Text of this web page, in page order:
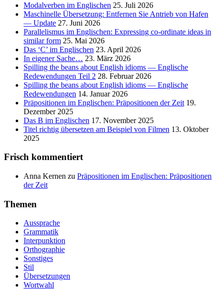
Modalverben im Englischen 25. Juli 2026
Maschinelle Übersetzung: Entfernen Sie Antrieb von Hafen
— Update 27. Juni 2026
Parallelismus im Englischen: Expressing co-ordinate ideas in
similar form 25. Mai 2026
Das ‘C’ im Englischen 23. April 2026
In eigener Sache… 23. März 2026
Spilling the beans about English idioms — Englische
Redewendungen Teil 2 28. Februar 2026
Spilling the beans about English idioms — Englische
Redewendungen 14. Januar 2026
Präpositionen im Englischen: Präpositionen der Zeit 19.
Dezember 2025
Das B im Englischen 17. November 2025
Titel richtig übersetzen am Beispiel von Filmen 13. Oktober
2025
Frisch kommentiert
Anna Kernen zu Präpositionen im Englischen: Präpositionen
der Zeit
Themen
Aussprache
Grammatik
Interpunktion
Orthographie
Sonstiges
Stil
Übersetzungen
Wortwahl